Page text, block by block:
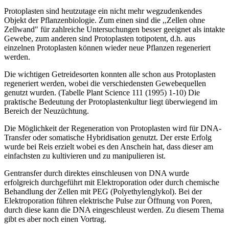
Protoplasten sind heutzutage ein nicht mehr wegzudenkendes
Objekt der Pflanzenbiologie. Zum einen sind die ,,Zellen ohne
Zellwand" für zahlreiche Untersuchungen besser geeignet als intakte
Gewebe, zum anderen sind Protoplasten totipotent, d.h. aus
einzelnen Protoplasten können wieder neue Pflanzen regeneriert
werden.
Die wichtigen Getreidesorten konnten alle schon aus Protoplasten
regeneriert werden, wobei die verschiedensten Gewebequellen
genutzt wurden. (Tabelle Plant Science 111 (1995) 1-10) Die
praktische Bedeutung der Protoplastenkultur liegt überwiegend im
Bereich der Neuzüchtung.
Die Möglichkeit der Regeneration von Protoplasten wird für DNA-
Transfer oder somatische Hybridisation genutzt. Der erste Erfolg
wurde bei Reis erzielt wobei es den Anschein hat, dass dieser am
einfachsten zu kultivieren und zu manipulieren ist.
Gentransfer durch direktes einschleusen von DNA wurde
erfolgreich durchgeführt mit Elektroporation oder durch chemische
Behandlung der Zellen mit PEG (Polyethylenglykol). Bei der
Elektroporation führen elektrische Pulse zur Öffnung von Poren,
durch diese kann die DNA eingeschleust werden. Zu diesem Thema
gibt es aber noch einen Vortrag.